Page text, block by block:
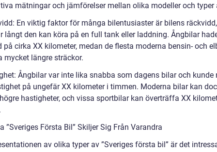
mätningar och jämförelser mellan olika modeller och typer
En viktig faktor för många bilentusiaster är bilens
långt den kan köra på en full tank eller laddning. Ångbilar
på cirka XX kilometer, medan de flesta moderna bensin- och
mycket längre sträckor.
Ångbilar var inte lika snabba som dagens bilar och kunde
på ungefär XX kilometer i timmen. Moderna bilar kan
hastigheter, och vissa sportbilar kan överträffa XX
”Sveriges Första Bil” Skiljer Sig Från Varandra
av olika typer av ”Sveriges första bil” är det